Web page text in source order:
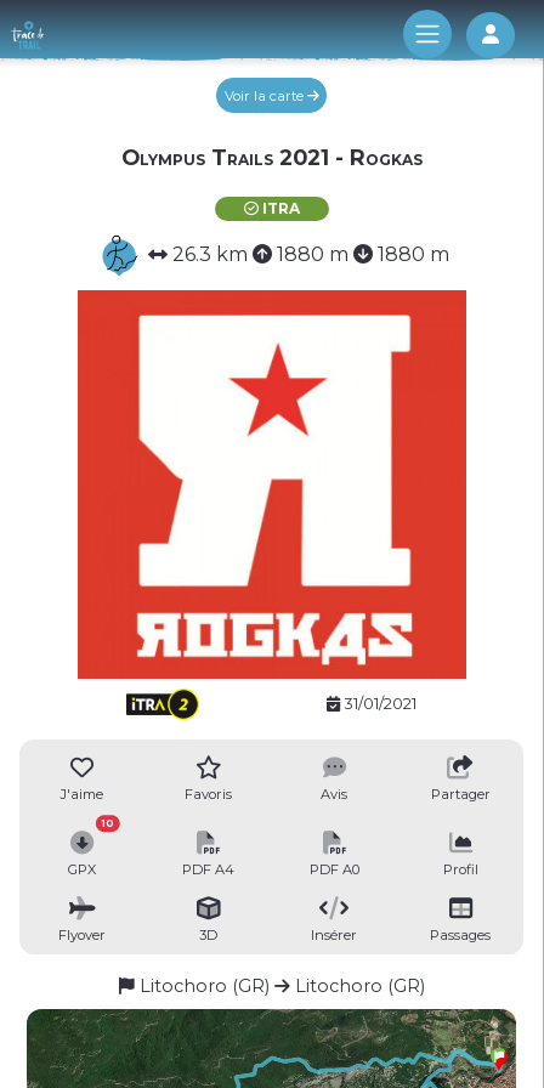
Log
Voir la carte
Olympus Trails 2021 - Rogkas
ITRA
26.3 km 1880 m 1880 m
31/01/2021
J'aime Favoris Avis Partager
GPX
10
PDF A4 PDF A0 Profil
Flyover 3D Insérer Passages
Litochoro (GR) Litochoro (GR)